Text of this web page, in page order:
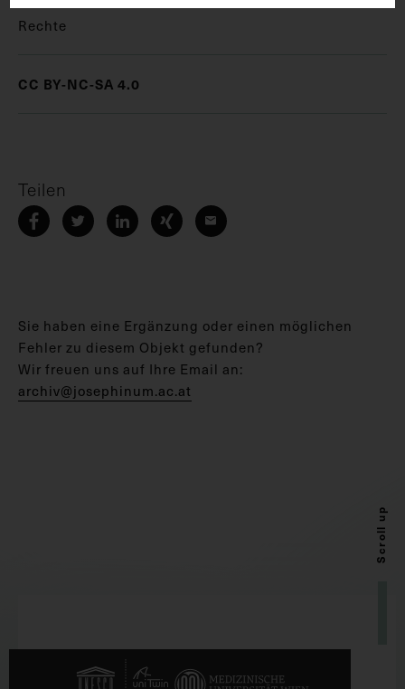
Rechte
CC BY-NC-SA 4.0
Teilen
Sie haben eine Ergänzung oder einen möglichen
Fehler zu diesem Objekt gefunden?
Wir freuen uns auf Ihre Email an:
archiv@josephinum.ac.at
Scroll up